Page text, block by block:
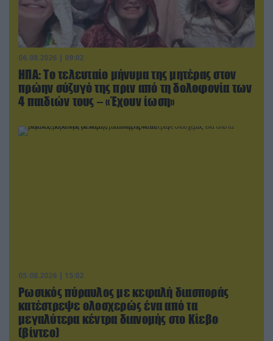
06.08.2026 | 09:02
ΗΠΑ: Το τελευταίο μήνυμα της μητέρας στον
πρώην σύζυγό της πριν από τη δολοφονία των
4 παιδιών τους – «Έχουν ίωση»
05.08.2026 | 15:02
Ρωσικός πύραυλος με κεφαλή διασποράς
κατέστρεψε ολοσχερώς ένα από τα
μεγαλύτερα κέντρα διανομής στο Κίεβο
(βίντεο)